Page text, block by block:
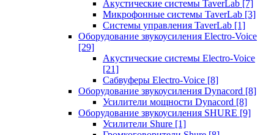
Акустические системы TaverLab [7]
Микрофонные системы TaverLab [3]
Системы управления TaverLab [1]
Оборудование звукоусиления Electro-Voice
[29]
Акустические системы Electro-Voice
[21]
Сабвуферы Electro-Voice [8]
Оборудование звукоусиления Dynacord [8]
Усилители мощности Dynacord [8]
Оборудование звукоусиления SHURE [9]
Усилители Shure [1]